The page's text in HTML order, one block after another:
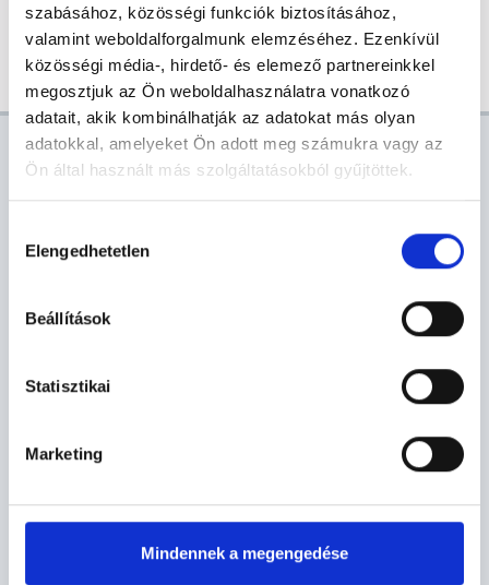
szabásához, közösségi funkciók biztosításához,
valamint weboldalforgalmunk elemzéséhez. Ezenkívül
közösségi média-, hirdető- és elemező partnereinkkel
megosztjuk az Ön weboldalhasználatra vonatkozó
adatait, akik kombinálhatják az adatokat más olyan
adatokkal, amelyeket Ön adott meg számukra vagy az
Ön által használt más szolgáltatásokból gyűjtöttek.
kiválasztása
Elengedhetetlen
Beállítások
Statisztikai
Marketing
Mindennek a megengedése
ShareFacebook
TwitterEmail
AKTUÁLIS
E-PAPÍR KÖZBESZERZÉS